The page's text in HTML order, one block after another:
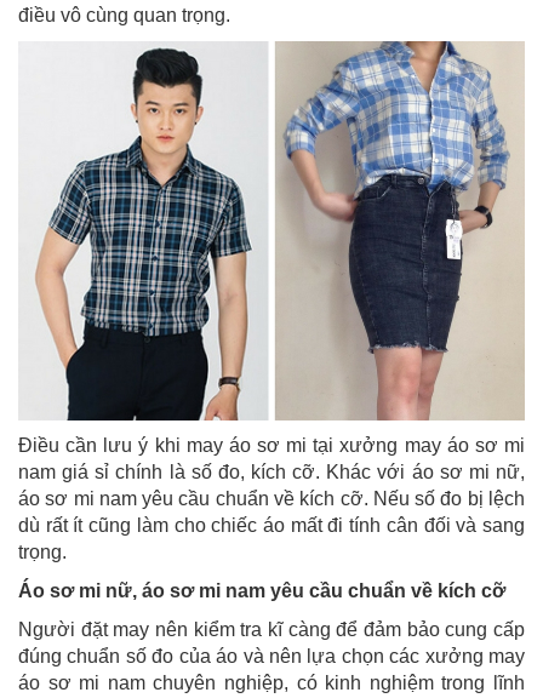
điều vô cùng quan trọng.
Điều cần lưu ý khi may áo sơ mi tại xưởng may áo sơ mi
nam giá sỉ chính là số đo, kích cỡ. Khác với áo sơ mi nữ,
áo sơ mi nam yêu cầu chuẩn về kích cỡ. Nếu số đo bị lệch
dù rất ít cũng làm cho chiếc áo mất đi tính cân đối và sang
trọng.
Áo sơ mi nữ, áo sơ mi nam yêu cầu chuẩn về kích cỡ
Người đặt may nên kiểm tra kĩ càng để đảm bảo cung cấp
đúng chuẩn số đo của áo và nên lựa chọn các xưởng may
áo sơ mi nam chuyên nghiệp, có kinh nghiệm trong lĩnh